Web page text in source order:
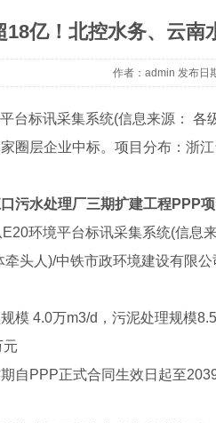
18亿！北控水务、云南
作者：admin 发布日
台标讯采集系统(信息来源：
圈层企业中标。项目分布：浙
污水处理厂三期扩建工程PPP项
环境平台标讯采集系统(信息
头人)/中铁市政环境建设有限
模 4.0万m3/d，污泥处理规模
元
自PPP正式合同生效日起至